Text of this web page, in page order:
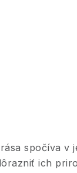
spočíva v
ich